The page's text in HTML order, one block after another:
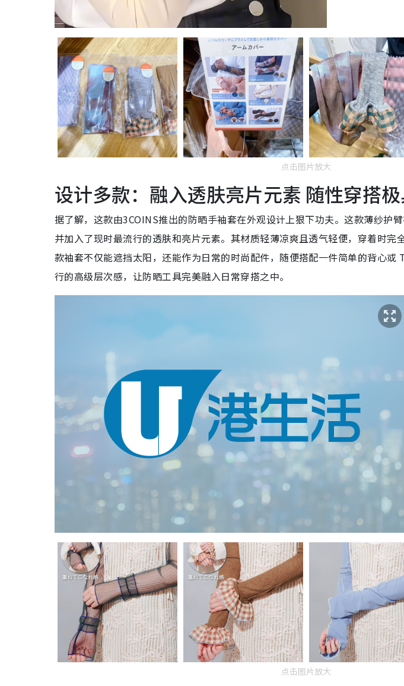
点击图片放大
设计多款：融入透肤亮片元素 随性穿搭
据了解，这款由3COINS推出的防晒手袖套在外观设计上狠下功夫。这款薄纱护
并加入了现时最流行的透肤和亮片元素。其材质轻薄凉爽且透气轻便，穿着时完
款袖套不仅能遮挡太阳，还能作为日常的时尚配件，随便搭配一件简单的背心
行的高级层次感，让防晒工具完美融入日常穿搭之中。
点击图片放大